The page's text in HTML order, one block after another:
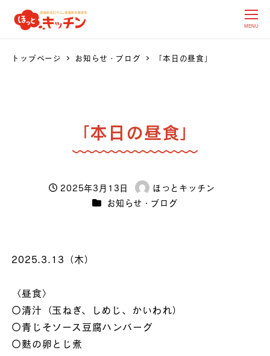
MENU
トップページ お知らせ・ブログ 「本日の昼食」
「本日の昼食」
投稿日
2025年3月13日
著
者
ほっとキッチン
カテゴリー
お知らせ・ブログ
2025.3.13（木）
〈昼食〉
〇清汁（玉ねぎ、しめじ、かいわれ）
〇青じそソース豆腐ハンバーグ
〇麩の卵とじ煮